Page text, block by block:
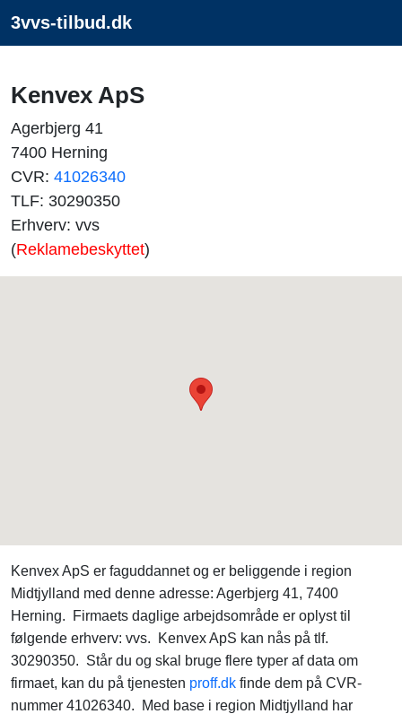
3vvs-tilbud.dk
Kenvex ApS
Agerbjerg 41
7400 Herning
CVR: 41026340
TLF: 30290350
Erhverv: vvs
(Reklamebeskyttet)
Kenvex ApS er faguddannet og er beliggende i region
Midtjylland med denne adresse: Agerbjerg 41, 7400
Herning. Firmaets daglige arbejdsområde er oplyst til
følgende erhverv: vvs. Kenvex ApS kan nås på tlf.
30290350. Står du og skal bruge flere typer af data om
firmaet, kan du på tjenesten proff.dk finde dem på CVR-
nummer 41026340. Med base i region Midtjylland har